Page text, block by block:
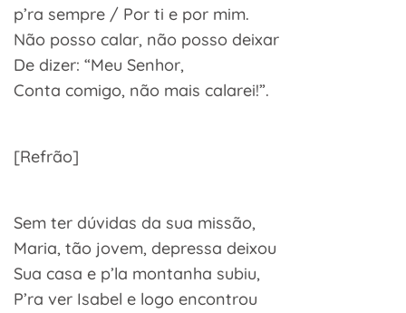
p’ra sempre / Por ti e por mim.
Não posso calar, não posso deixar
De dizer: “Meu Senhor,
Conta comigo, não mais calarei!”.
[Refrão]
Sem ter dúvidas da sua missão,
Maria, tão jovem, depressa deixou
Sua casa e p’la montanha subiu,
P’ra ver Isabel e logo encontrou